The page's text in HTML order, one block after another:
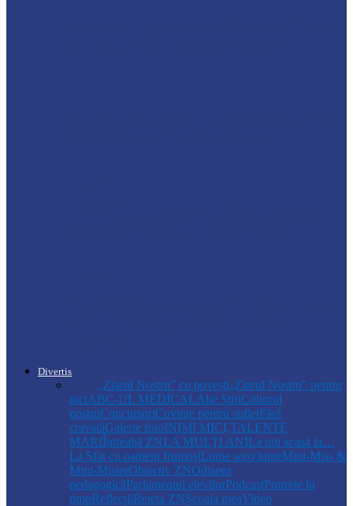
Divertis
,,Ziarul Nostru” cu povești„Ziarul Nostru” pentru
piciABC-UL MEDICALAlte ȘtiriCititorul
nostruConcursuriCuvinte pentru sufletFără
cravatăGalerie fotoINIMI MICI,TALENTE
MARIÎntreabă ZNLA MULŢI ANILa noi acasă la…
La Sfat cu oameni frumoșiLume soro lumeMini-Miss &
Mini-MisterObiectiv ZNOdiseea
pedagogicăParlamentul elevilorPodcastPortrete în
timpReflecțiiReteta ZNȘcoala meaVideo